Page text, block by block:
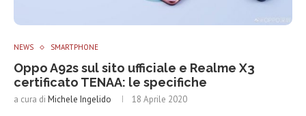
NEWS SMARTPHONE
Oppo A92s sul sito ufficiale e Realme X3
certificato TENAA: le specifiche
a cura di Michele Ingelido 18 Aprile 2020